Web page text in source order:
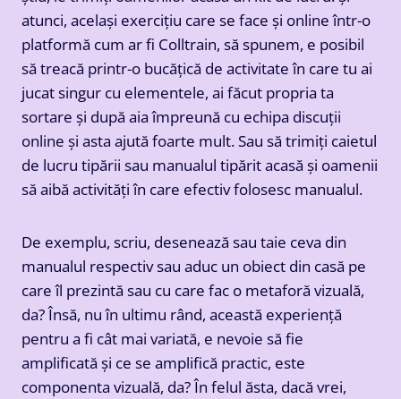
atunci, același exercițiu care se face și online într-o
platformă cum ar fi Colltrain, să spunem, e posibil
să treacă printr-o bucățică de activitate în care tu ai
jucat singur cu elementele, ai făcut propria ta
sortare și după aia împreună cu echipa discuții
online și asta ajută foarte mult. Sau să trimiți caietul
de lucru tipării sau manualul tipărit acasă și oamenii
să aibă activități în care efectiv folosesc manualul.
De exemplu, scriu, desenează sau taie ceva din
manualul respectiv sau aduc un obiect din casă pe
care îl prezintă sau cu care fac o metaforă vizuală,
da? Însă, nu în ultimu rând, această experiență
pentru a fi cât mai variată, e nevoie să fie
amplificată și ce se amplifică practic, este
componenta vizuală, da? În felul ăsta, dacă vrei,